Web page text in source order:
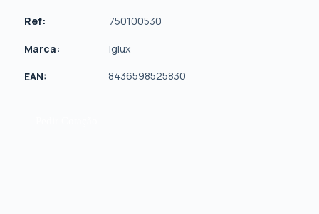
Ref: 750100530
Marca: Iglux
EAN: 8436598525830